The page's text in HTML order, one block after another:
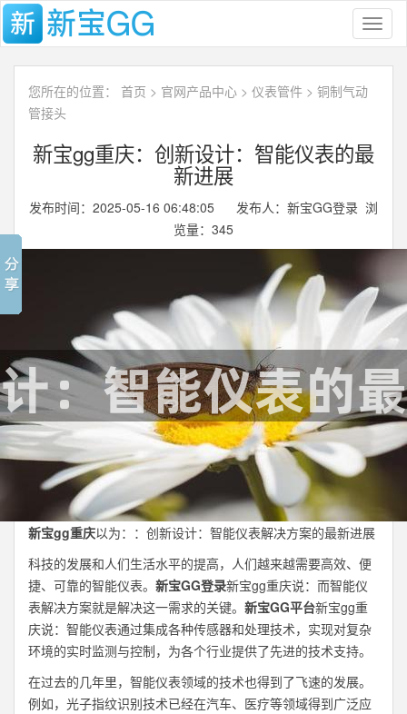
您所在的位置： 首页 > 官网产品中心 > 仪表管件 > 铜制气动
管接头
新宝gg重庆：创新设计：智能仪表的最
新进展
发布时间：2025-05-16 06:48:05 发布人：新宝GG登录 浏
览量： 345
新宝gg重庆以为：：创新设计：智能仪表解决方案的最新进展
科技的发展和人们生活水平的提高，人们越来越需要高效、便
捷、可靠的智能仪表。 新宝GG登录新宝gg重庆说：而智能仪
表解决方案就是解决这一需求的关键。 新宝GG平台新宝gg重
庆说：智能仪表通过集成各种传感器和处理技术，实现对复杂
环境的实时监测与控制，为各个行业提供了先进的技术支持。
在过去的几年里，智能仪表领域的技术也得到了飞速的发展。
例如，光子指纹识别技术已经在汽车、医疗等领域得到广泛应